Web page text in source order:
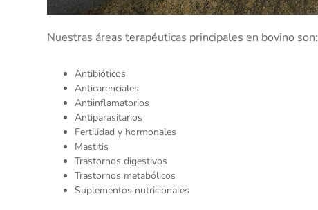
Nuestras áreas terapéuticas principales en bovino son:
Antibióticos
Anticarenciales
Antiinflamatorios
Antiparasitarios
Fertilidad y hormonales
Mastitis
Trastornos digestivos
Trastornos metabólicos
Suplementos nutricionales